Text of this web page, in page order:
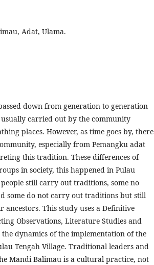
Adat, Ulama.
down from generation to generation
carried out by the community
places. However, as time goes by, there
especially from Pemangku adat
this tradition. These differences of
in society, this happened in Pulau
still carry out traditions, some no
some do not carry out traditions but still
This study uses a Definitive
Observations, Literature Studies and
dynamics of the implementation of the
Tengah Village. Traditional leaders and
Mandi Balimau is a cultural practice, not